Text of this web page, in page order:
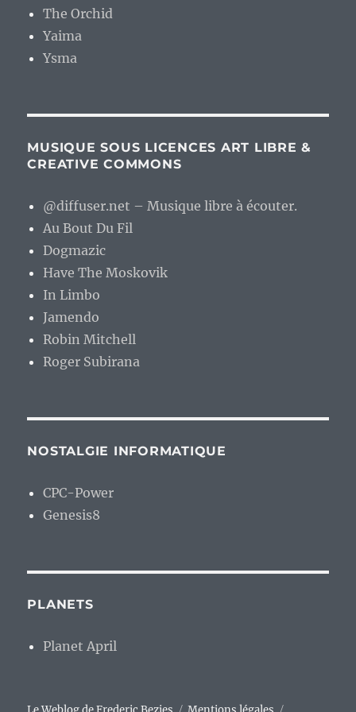
The Orchid
Yaima
Ysma
MUSIQUE SOUS LICENCES ART LIBRE &
CREATIVE COMMONS
@diffuser.net – Musique libre à écouter.
Au Bout Du Fil
Dogmazic
Have The Moskovik
In Limbo
Jamendo
Robin Mitchell
Roger Subirana
NOSTALGIE INFORMATIQUE
CPC-Power
Genesis8
PLANETS
Planet April